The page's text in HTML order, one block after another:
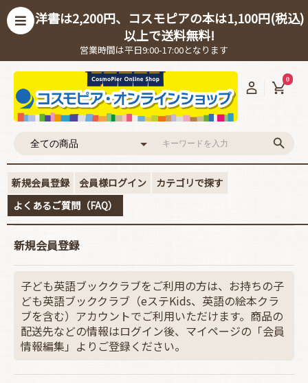
洋書は2,200円、コスモピアの本は1,100円(税込)
以上で送料無料!
営業時間は平日9:00-17:00となります
0
新規会員登録 会員様ログイン
カテゴリで探す
よくあるご質問（FAQ）
新規会員登録
子ども英語ブッククラブをご利用の方は、お持ちの子
ども英語ブッククラブ（eステKids、英語の絵本クラ
ブを含む）アカウントでご利用いただけます。商品の
配送先などの情報はログイン後、マイページの「会員
情報編集」よりご登録ください。